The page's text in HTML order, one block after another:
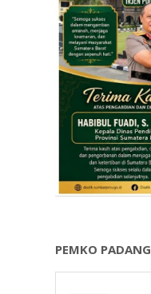
PEMKO PADANG